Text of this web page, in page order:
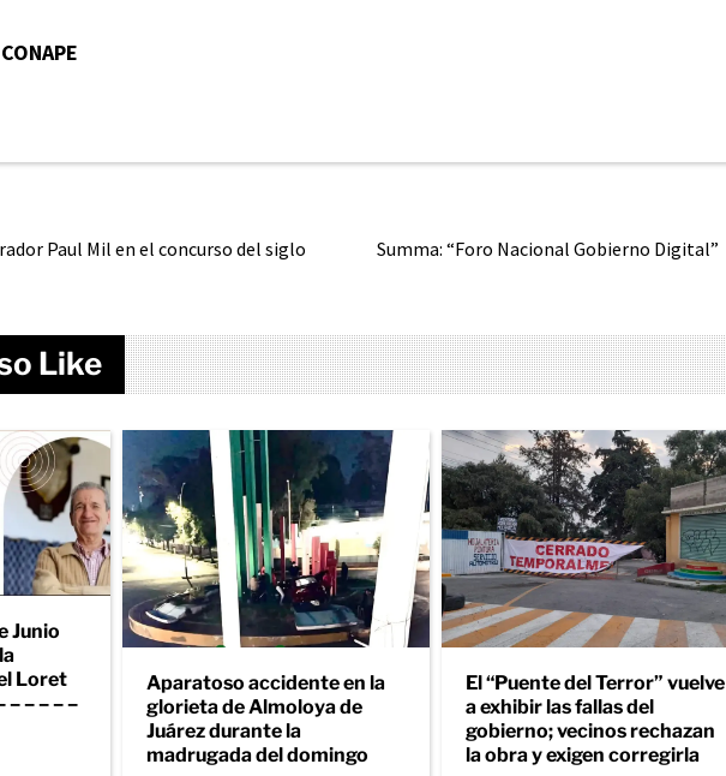
CONAPE
Paul Mil en el concurso del siglo Summa: “Foro Nacional Gobierno Digital”
Like
Junio
Loret
– – – – –
Aparatoso accidente en la
glorieta de Almoloya de
Juárez durante la
madrugada del domingo
El “Puente del Terror” vuelve
a exhibir las fallas del
gobierno; vecinos rechazan
la obra y exigen corregirla